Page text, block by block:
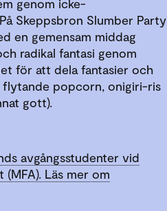
genom icke-
Skeppsbron Slumber Party
en gemensam middag
radikal fantasi genom
för att dela fantasier och
popcorn, onigiri-ris
gott).
avgångsstudenter vid
Läs mer om